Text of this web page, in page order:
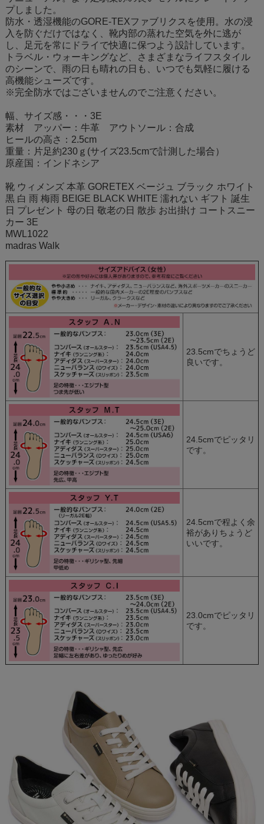
プしました。
防水・透湿機能のGORE-TEXファブリクスを使用。水の浸
入を防ぐだけではなく、靴内部の蒸れた空気を外に逃が
し、足元を常にドライで快適に保つよう設計しています。
トラベル・ウォーキングなど、さまざまなライフスタイル
のシーンで、雨の日も晴れの日も、いつでも気軽に履ける
高機能シューズです。
※完全防水ではございませんのでご注意ください。
幅、サイズ感・・・3E
素材 アッパー：牛革 アウトソール：合成
ヒールの高さ：2.5cm
重量：片足約230ｇ(サイズ23.5cmで計測した場合）
原産国：インドネシア
靴 ウィメンズ 本革 GORETEX ベージュ ブラック ホワイト
黒 白 雨 梅雨 BEIGE BLACK WHITE 濡れない ギフト 誕生
日 プレゼント 母の日 敬老の日 散歩 お出掛け コートスニー
カー 3E
MWL1022
madras Walk
23.5cmでちょうど
良いです。
24.5cmでピッタリ
です。
24.5cmで程よく余
裕がありちょうど
いいです。
23.0cmでピッタリ
です。